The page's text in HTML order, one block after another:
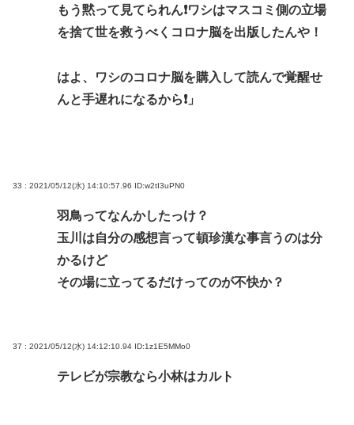
もう黙って見てられん❗ワシはマスコミ側の立場
を捨て世を救うべくコロナ脳を出版したんや！
はよ、ワシのコロナ脳を購入して読んで覚醒せ
んと手遅れになるから❗」
33 : 2021/05/12(水) 14:10:57.96 ID:w2tI3uPN0
羽鳥ってなんかしたっけ？
玉川は自分の感想言って頓珍漢な事言うのは分
かるけど
その場に立ってるだけってのが不快か？
37 : 2021/05/12(水) 14:12:10.94 ID:1z1E5MMo0
テレビが宗教なら小林はカルト